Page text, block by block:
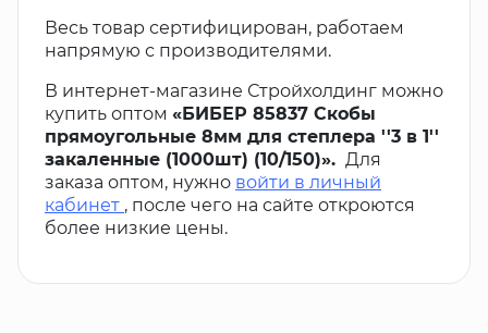
Весь товар сертифицирован, работаем
напрямую с производителями.
В интернет-магазине Стройхолдинг можно
купить оптом «БИБЕР 85837 Скобы
прямоугольные 8мм для степлера ''3 в 1''
закаленные (1000шт) (10/150)». Для
заказа оптом, нужно войти в личный
кабинет , после чего на сайте откроются
более низкие цены.